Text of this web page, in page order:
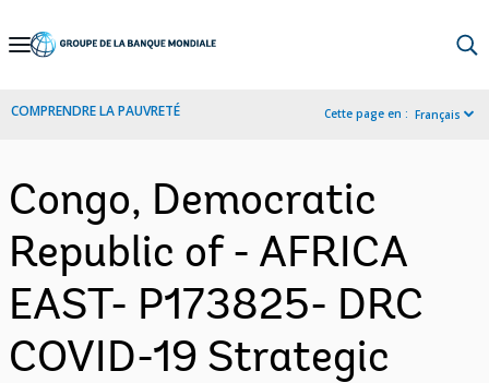
Skip
Navigation
COMPRENDRE LA PAUVRETÉ Cette page en : Français
Congo, Democratic
Republic of - AFRICA
EAST- P173825- DRC
COVID-19 Strategic